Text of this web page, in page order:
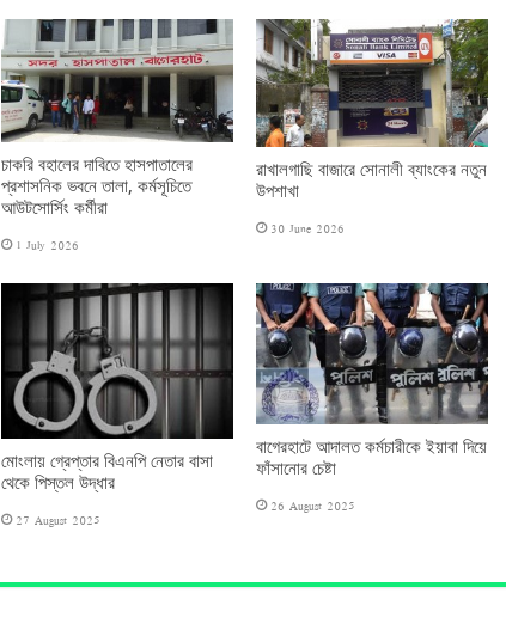
চাকরি বহালের দাবিতে হাসপাতালের
প্রশাসনিক ভবনে তালা, কর্মসূচিতে
আউটসোর্সিং কর্মীরা
1 July 2026
রাখালগাছি বাজারে সোনালী ব্যাংকের নতুন
উপশাখা
30 June 2026
মোংলায় গ্রেপ্তার বিএনপি নেতার বাসা
থেকে পিস্তল উদ্ধার
27 August 2025
বাগেরহাটে আদালত কর্মচারীকে ইয়াবা দিয়ে
ফাঁসানোর চেষ্টা
26 August 2025